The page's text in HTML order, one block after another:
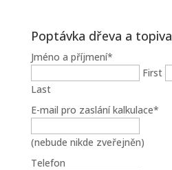
Poptávka dřeva a topiva
Jméno a příjmení*
First
Last
E-mail pro zaslání kalkulace*
(nebude nikde zveřejněn)
Telefon